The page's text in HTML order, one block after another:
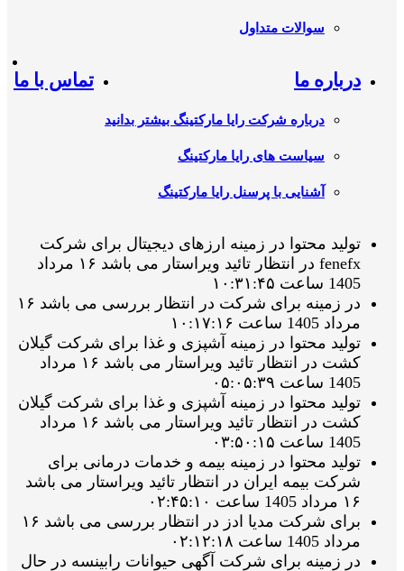
سوالات متداول
درباره ما
درباره شرکت رایا مارکتینگ بیشتر بدانید
سیاست های رایا مارکتینگ
آشنایی با پرسنل رایا مارکتینگ
تماس با ما
تولید محتوا در زمینه ارزهای دیجیتال برای شرکت
fenefx در انتظار تائید ویراستار می باشد ۱۶ مرداد
1405 ساعت ۱۰:۳۱:۴۵
در زمینه برای شرکت در انتظار بررسی می باشد ۱۶
مرداد 1405 ساعت ۱۰:۱۷:۱۶
تولید محتوا در زمینه آشپزی و غذا برای شرکت گیلان
کشت در انتظار تائید ویراستار می باشد ۱۶ مرداد
1405 ساعت ۰۵:۰۵:۳۹
تولید محتوا در زمینه آشپزی و غذا برای شرکت گیلان
کشت در انتظار تائید ویراستار می باشد ۱۶ مرداد
1405 ساعت ۰۳:۵۰:۱۵
تولید محتوا در زمینه بیمه و خدمات درمانی برای
شرکت بیمه ایران در انتظار تائید ویراستار می باشد
۱۶ مرداد 1405 ساعت ۰۲:۴۵:۱۰
برای شرکت مدیا ادز در انتظار بررسی می باشد ۱۶
مرداد 1405 ساعت ۰۲:۱۲:۱۸
در زمینه برای شرکت آگهی حیوانات رابینسه در حال